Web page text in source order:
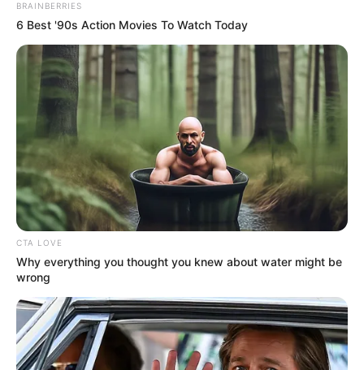
2. Menanam bibit di kantong tanah bisa lebih mudah
dikarenakan menyediakan sumber makanan nabati
yang baik untuk tanaman
(foto: unsplash/gallarotti)
3. Aromanya yang kuat ternyata bisa mencegah dan
BRAINBERRIES
6 Best '90s Action Movies To Watch Today
CTA LOVE
Why everything you thought you knew about water might be
wrong